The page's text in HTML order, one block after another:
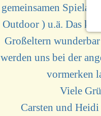
gemeinsamen
Outdoor ) u.ä. Das
Großeltern
werden uns bei der
vormerken
Viele
Carsten und